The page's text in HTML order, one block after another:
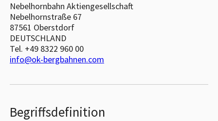
Nebelhornbahn Aktiengesellschaft
Nebelhornstraße 67
87561 Oberstdorf
DEUTSCHLAND
Tel. +49 8322 960 00
info@ok-bergbahnen.com
Begriffsdefinition